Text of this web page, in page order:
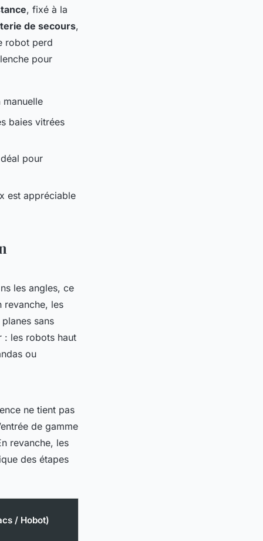
, fixé à la
de secours,
robot perd
pour
baies vitrées
pour
est appréciable
les angles, ce
revanche, les
sans
: les robots haut
ou
ne tient pas
de gamme
revanche, les
des étapes
/ Hobot)